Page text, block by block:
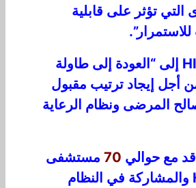
التي تؤثر على قابلية
دعا الاتحاد HIO إلى “العودة إلى طاولة
أجل إيجاد ترتيب مقبول
المرضى ونظام الرعاية
مع حوالي 70 مستشفى
خاصًا مع HIO والمشاركة في النظام